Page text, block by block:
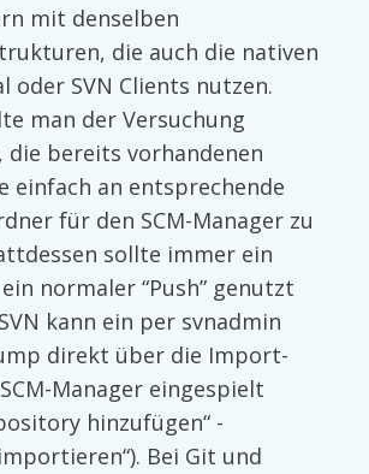
mit denselben
die auch die nativen
oder SVN Clients nutzen.
man der Versuchung
die bereits vorhandenen
einfach an entsprechende
für den SCM-Manager zu
sollte immer ein
normaler “Push” genutzt
kann ein per svnadmin
direkt über die Import-
Manager eingespielt
hinzufügen“ -
Bei Git und